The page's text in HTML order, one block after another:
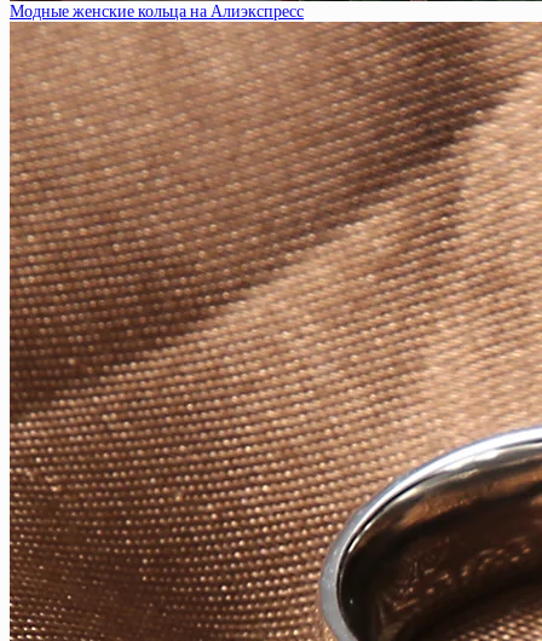
Модные женские кольца на Алиэкспресс